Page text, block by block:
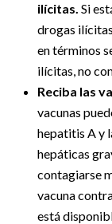
ilícitas. Si
drogas
en términos
ilícitas, no
Reciba las
vacunas
hepatitis A y
hepáticas
contagiarse
vacuna
está